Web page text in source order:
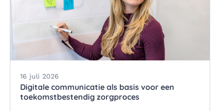
16 juli 2026
Digitale communicatie als basis voor een
toekomstbestendig zorgproces